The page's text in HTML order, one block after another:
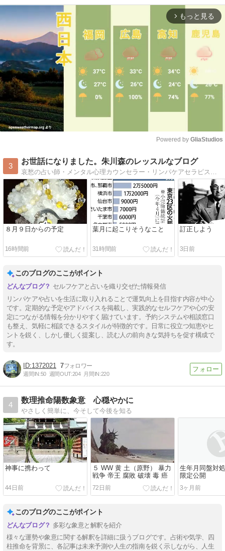
arrow_forward_ios もっと見る
Mute
Powered by GliaStudios
3
お世話になりました。朱川森のレッスルなブログ
哀愁の占い師・メンタル心理カウンセラー・リンパケアセラピスト 広島県呉市音戸町在住 占術は氣学、タロットカード、手相等々。貴方を幸せにお導きいたします。宿命を背負い、天命を知り、運命を生きる。
８月９日からの予定
16時間前
葉月に起こりそうなこと
31時間前
訂正しよう
3日前
このブログのここがポイント
セルフケアと占いを織り交ぜた情報発信
リンパケアや占いを生活に取り入れることで運気向上を目指す内容が中心
です。定期的な予定やアドバイスを掲載し、実践的なセルフケアや心の安
定につながる情報を分かりやすく届けています。予約システムや相談窓口
も整え、気軽に相談できるスタイルが特徴的です。日常に役立つ知恵やヒ
ントを鋭く、しかし優しく提案し、読む人の前向きな気持ちを促す構成で
す。
1372021 7
週間IN:50 週間OUT:204 月間IN:220
4
数理推命陽数象意 心穏やかに
やさしく簡単に、今そして今後を知る
神事に携わって
44日前
５ WW 黄 土（原野） 暴力
戦争 帝王 腐敗 破壊 毒 癌
72日前
生年月同盤対
限定公開
3ヶ月前
このブログのここがポイント
多彩な象意と解釈を紹介
様々な運勢や象意に関する解釈を詳細に扱うブログです。占術や気学、四
柱推命を背景に、各記事は未来予測や人生の指南を鋭く示しながら、人生